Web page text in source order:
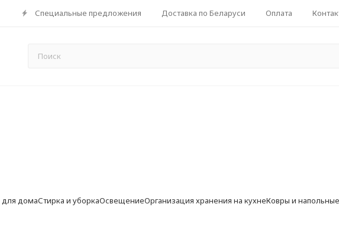
Специальные предложения Доставка по Беларуси Оплата
для домаСтирка и уборкаОсвещениеОрганизация хранения на кухнеКовры и